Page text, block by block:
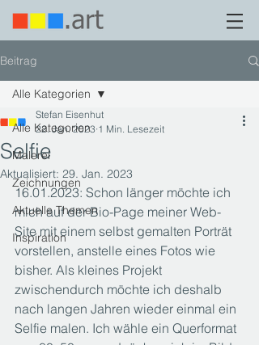
Beitrag
Alle Kategorien
Malerei
Zeichnungen
Aktuelle Themen
Inspiration
Alle Kategorien
Selfie
Stefan Eisenhut
22. Jan. 2023 1 Min. Lesezeit
Aktualisiert: 29. Jan. 2023
16.01.2023: Schon länger möchte ich
mich auf der Bio-Page meiner Web-
Site mit einem selbst gemalten Porträt
vorstellen, anstelle eines Fotos wie
bisher. Als kleines Projekt
zwischendurch möchte ich deshalb
nach langen Jahren wieder einmal ein
Selfie malen. Ich wähle ein Querformat